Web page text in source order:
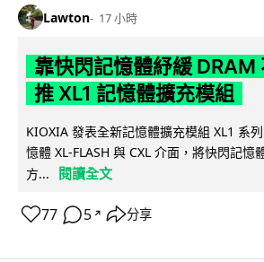
Lawton 17 小時
靠快閃記憶體紓緩 DRAM
推 XL1 記憶體擴充模組
KIOXIA 發表全新記憶體擴充模組 XL1 系
憶體 XL-FLASH 與 CXL 介面，將快閃記憶
方...
閱讀全文
77 5 ↗ 分享